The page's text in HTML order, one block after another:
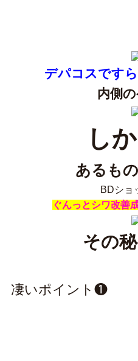
デパコスです
内側
し
あるもの
BDショ
ぐんっとシワ改善
その
凄いポイント❶